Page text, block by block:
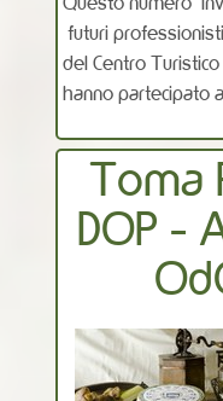
futuri
del Centro
hanno partecipato
Toma
DOP -